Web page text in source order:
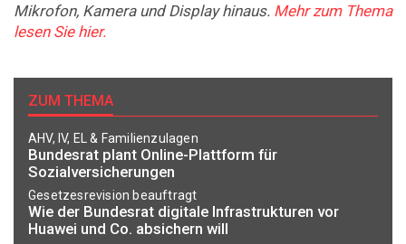
Mikrofon, Kamera und Display hinaus. Mehr zum Thema
lesen Sie hier.
ZUM THEMA
AHV, IV, EL & Familienzulagen
Bundesrat plant Online-Plattform für
Sozialversicherungen
Gesetzesrevision beauftragt
Wie der Bundesrat digitale Infrastrukturen vor
Huawei und Co. absichern will